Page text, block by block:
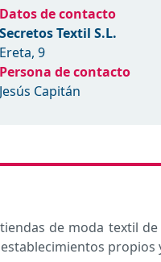
Datos de contacto
Secretos Textil S.L.
Ereta, 9
Persona de contacto
Jesús Capitán
de moda textil
propios